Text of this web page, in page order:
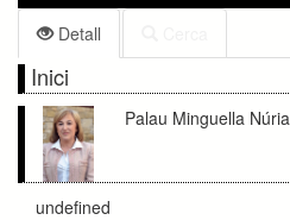
Detall
Inici
Palau Minguella Núria
undefined